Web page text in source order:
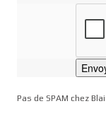
Pas de SPAM chez